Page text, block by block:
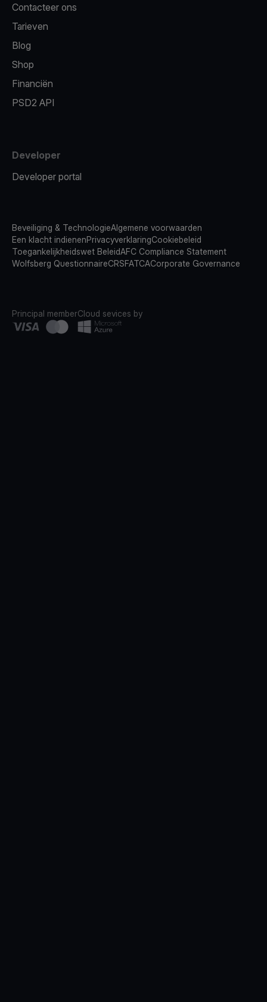
Contacteer ons
Tarieven
Blog
Shop
Financiën
PSD2 API
Developer
Developer portal
Beveiliging & TechnologieAlgemene voorwaarden
Een klacht indienenPrivacyverklaringCookiebeleid
Toegankelijkheidswet BeleidAFC Compliance Statement
Wolfsberg QuestionnaireCRSFATCACorporate Governance
Principal memberCloud sevices by